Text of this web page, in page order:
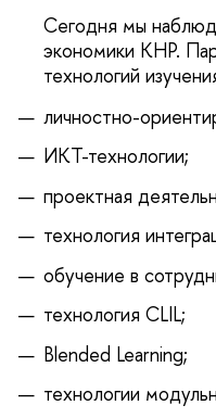
Сегодня мы
экономики КНР.
технологий
личностно-
ИКТ-технологии;
проектная
технология
обучение в
технология CLIL;
Blended Learning;
технологии